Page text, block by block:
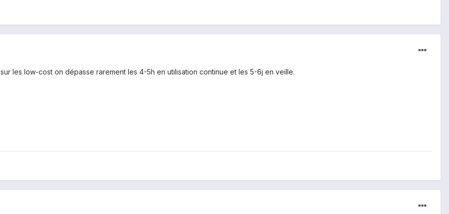
les low-cost on dépasse rarement les 4-5h en utilisation continue et les 5-6j en veille.